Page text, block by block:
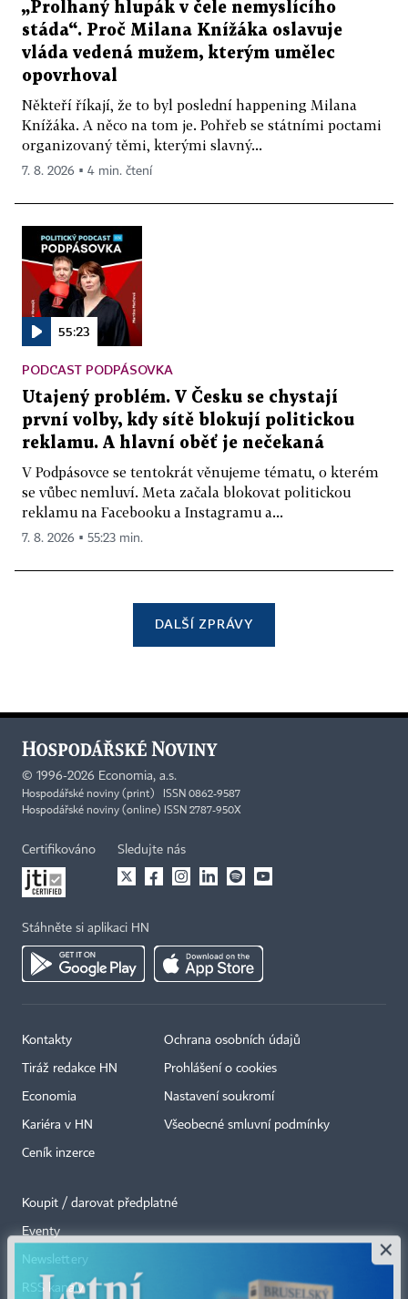
„Prolhaný hlupák v čele nemyslícího
stáda“. Proč Milana Knížáka oslavuje
vláda vedená mužem, kterým umělec
opovrhoval
Někteří říkají, že to byl poslední happening Milana
Knížáka. A něco na tom je. Pohřeb se státními poctami
organizovaný těmi, kterými slavný...
7. 8. 2026 ▪ 4 min. čtení
55:23
PODCAST PODPÁSOVKA
Utajený problém. V Česku se chystají
první volby, kdy sítě blokují politickou
reklamu. A hlavní oběť je nečekaná
V Podpásovce se tentokrát věnujeme tématu, o kterém
se vůbec nemluví. Meta začala blokovat politickou
reklamu na Facebooku a Instagramu a...
7. 8. 2026 ▪ 55:23 min.
DALŠÍ ZPRÁVY
© 1996-2026 Economia, a.s.
Hospodářské noviny (print) ISSN 0862-9587
Hospodářské noviny (online) ISSN 2787-950X
Certifikováno Sledujte nás
Stáhněte si aplikaci HN
Kontakty
Tiráž redakce HN
Economia
Kariéra v HN
Ceník inzerce
Ochrana osobních údajů
Prohlášení o cookies
Nastavení soukromí
Všeobecné smluvní podmínky
Koupit / darovat předplatné
Eventy
Newslettery
RSS kanály
×